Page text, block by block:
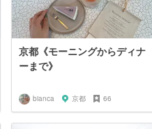
京都《モーニングからディナ
ーまで》
bianca 京都 66